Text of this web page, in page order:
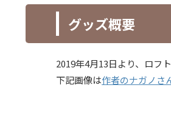
グッズ概要
2019年4月13日より、ロフ
下記画像は作者のナガノ